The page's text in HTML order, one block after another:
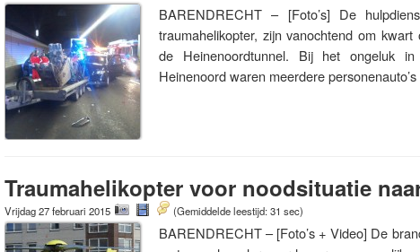
BARENDRECHT – [Foto’s] De
traumahelikopter, zijn vanochtend om
de Heinenoordtunnel. Bij het ongeluk
Heinenoord waren meerdere
Traumahelikopter voor noodsituatie
Vrijdag 27 februari 2015 (Gemiddelde leestijd: 31 sec)
BARENDRECHT – [Foto’s + Video] De